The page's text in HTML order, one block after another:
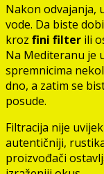
Nakon odvajanja,
vode. Da biste
kroz fini filter ili
Na Mediteranu je
spremnicima
dno, a zatim se
posude.
Filtracija nije
autentičniji,
proizvođači